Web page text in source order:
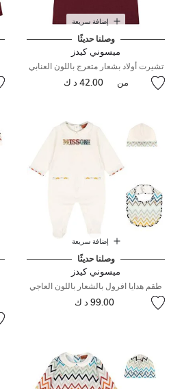
إضافة سريعة
وصلنا حديثًا
ميسوني كيدز
تشيرت أولاد بشعار متعرج باللون العنابي
من 42.00 د ك
إضافة سريعة
وصلنا حديثًا
ميسوني كيدز
طقم هدايا افرول بالشعار باللون العاجي
99.00 د ك